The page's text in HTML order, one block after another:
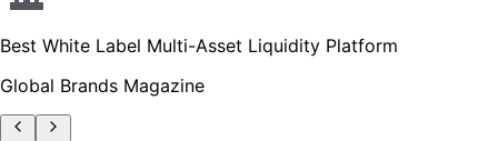
Best White Label Multi-Asset Liquidity Platform
Global Brands Magazine